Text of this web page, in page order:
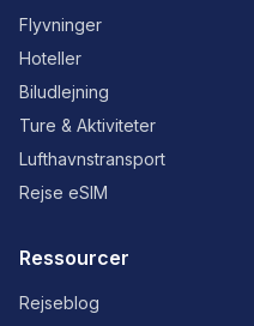
Flyvninger
Hoteller
Biludlejning
Ture & Aktiviteter
Lufthavnstransport
Rejse eSIM
Ressourcer
Rejseblog